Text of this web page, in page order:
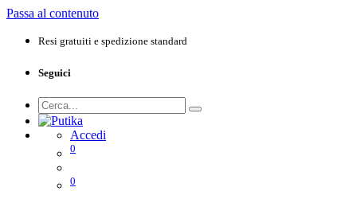
Passa al contenuto
Resi gratuiti e spedizione standard
Seguici
Accedi
0
0